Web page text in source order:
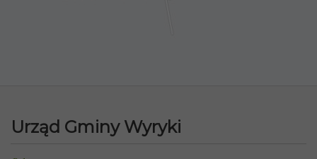
Urząd Gminy Wyryki